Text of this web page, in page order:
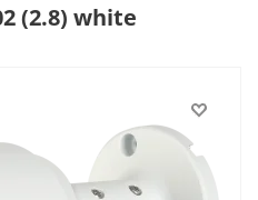
(2.8) white